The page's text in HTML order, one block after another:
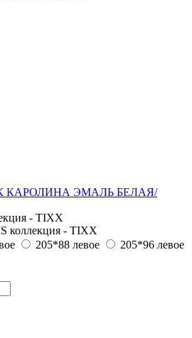
КАРОЛИНА ЭМАЛЬ БЕЛАЯ/
- TIXX
коллекция - TIXX
205*88 левое
205*96 левое